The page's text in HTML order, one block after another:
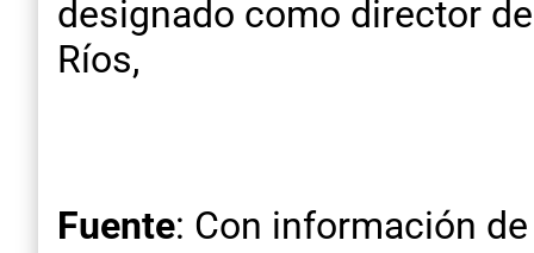
designado como director
Ríos,
Fuente: Con información